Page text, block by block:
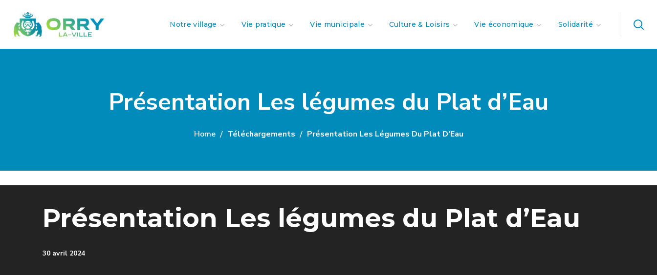
Notre village Vie pratique Vie municipale Culture & Loisirs Vie économique Solidarité
Présentation Les légumes du Plat d’Eau
Home Téléchargements Présentation Les Légumes Du Plat D’Eau
Présentation Les légumes du Plat d’Eau
30 avril 2024